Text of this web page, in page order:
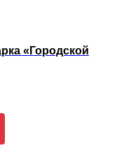
«Городской